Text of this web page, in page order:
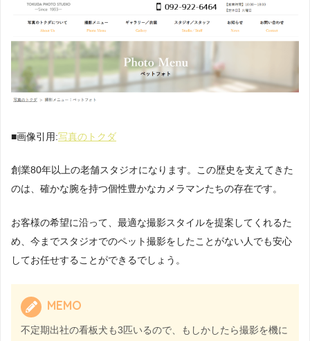
■画像引用:写真のトクダ
創業80年以上の老舗スタジオになります。この歴史を支えてきた
のは、確かな腕を持つ個性豊かなカメラマンたちの存在です。
お客様の希望に沿って、最適な撮影スタイルを提案してくれるた
め、今までスタジオでのペット撮影をしたことがない人でも安心
してお任せすることができるでしょう。
MEMO
不定期出社の看板犬も3匹いるので、もしかしたら撮影を機に